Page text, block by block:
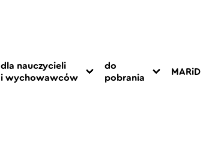
dla nauczycieli
i wychowawców
do
pobrania
MARiD